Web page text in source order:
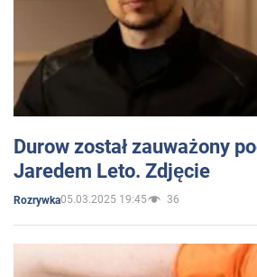
Durow został zauważony
Jaredem Leto. Zdjęcie
Rozrywka05.03.2025 19:45 36